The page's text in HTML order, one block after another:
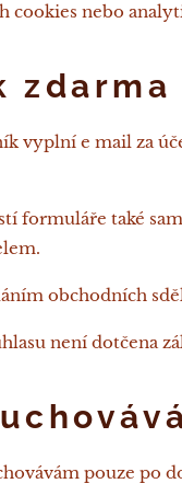
cookies nebo
vyplní e mail za
formuláře také
obchodních
není dotčena
pouze po